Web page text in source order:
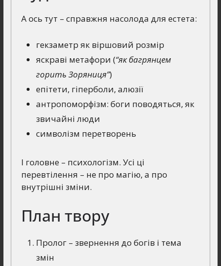
А ось тут – справжня насолода для естета:
гекзаметр як віршовий розмір
яскраві метафори (“як багрянцем
горить Зоряниця”)
епітети, гіперболи, алюзії
антропоморфізм: боги поводяться, як
звичайні люди
символізм перетворень
І головне – психологізм. Усі ці
перевтілення – не про магію, а про
внутрішні зміни.
План твору
Пролог – звернення до богів і тема
змін